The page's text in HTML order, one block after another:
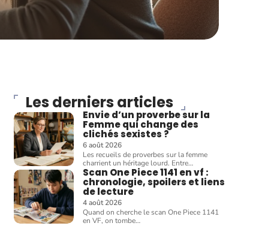
Les derniers articles
Envie d’un proverbe sur la
Femme qui change des
clichés sexistes ?
6 août 2026
Les recueils de proverbes sur la femme
charrient un héritage lourd. Entre…
Scan One Piece 1141 en vf :
chronologie, spoilers et liens
de lecture
4 août 2026
Quand on cherche le scan One Piece 1141
en VF, on tombe…